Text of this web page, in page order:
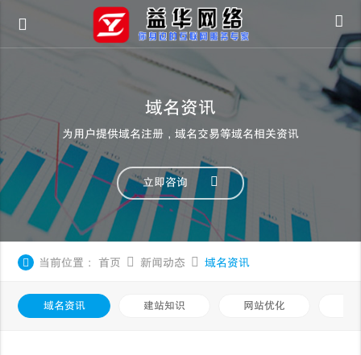
域名资讯
为用户提供域名注册，域名交易等域名相关资讯
立即咨询
当前位置： 首页 新闻动态 域名资讯
域名资讯 建站知识 网站优化